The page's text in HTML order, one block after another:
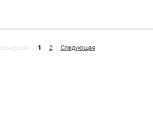
1 2 Следующая